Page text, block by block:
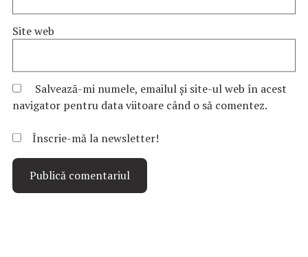
Site web
Salvează-mi numele, emailul și site-ul web în acest
navigator pentru data viitoare când o să comentez.
Înscrie-mă la newsletter!